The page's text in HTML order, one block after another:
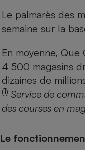
Le palmarès des
semaine sur la
En moyenne, Que
4 500 magasins
dizaines de
(1) Service de
des courses en
Le